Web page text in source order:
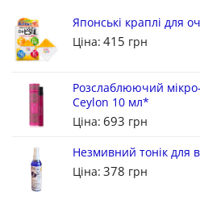
Японські краплі для
Ціна: 415 грн
Розслаблюючий
Ceylon 10 мл*
Ціна: 693 грн
Незмивний тонік для
Ціна: 378 грн